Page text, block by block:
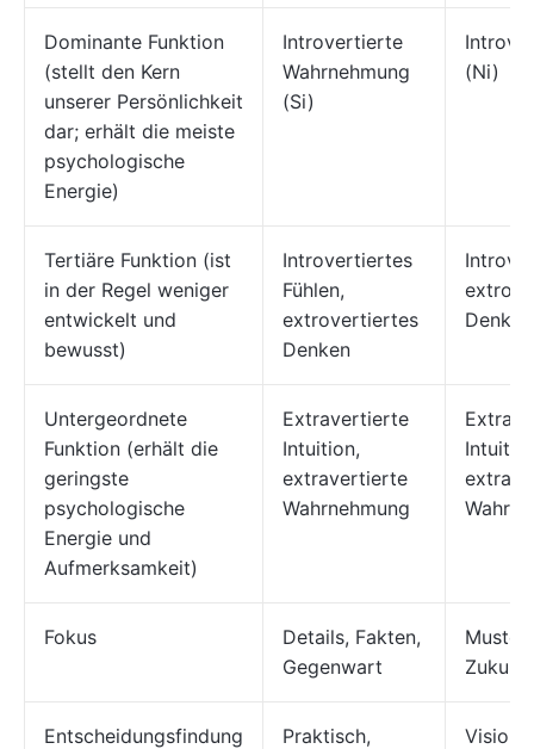
Dominante Funktion
(stellt den Kern
unserer Persönlichkeit
dar; erhält die meiste
psychologische
Energie)
Introvertierte
Wahrnehmung
(Si)
(Ni)
Tertiäre Funktion (ist
in der Regel weniger
entwickelt und
bewusst)
Introvertiertes
Fühlen,
extrovertiertes
Denken
Denken
Untergeordnete
Funktion (erhält die
geringste
psychologische
Energie und
Aufmerksamkeit)
Extravertierte
Intuition,
extravertierte
Wahrnehmung
Fokus
Details, Fakten,
Gegenwart
Muster,
Entscheidungsfindung
Praktisch,